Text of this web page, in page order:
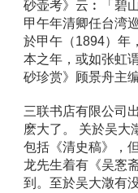
砂壶考》云︰「碧
甲午年清卿任台湾
於甲午（1894）年
本之年，或如张虹
砂珍赏》顾景舟主
三联书店有限公司
麽大了。 关於吴大
包括《清史稿》，
龙先生着有《吴愙
到。至於吴大澂有